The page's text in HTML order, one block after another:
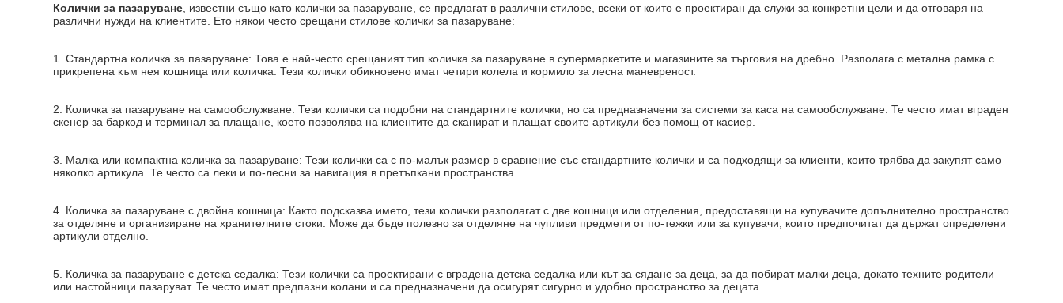
Колички за пазаруване , известни също като колички за пазаруване, се предлагат в различни стилове, всеки от които е проектиран да служи за конкретни цели и да отговаря на
различни нужди на клиентите. Ето някои често срещани стилове колички за пазаруване:
1. Стандартна количка за пазаруване: Това е най-често срещаният тип количка за пазаруване в супермаркетите и магазините за търговия на дребно. Разполага с метална рамка с
прикрепена към нея кошница или количка. Тези колички обикновено имат четири колела и кормило за лесна маневреност.
2. Количка за пазаруване на самообслужване: Тези колички са подобни на стандартните колички, но са предназначени за системи за каса на самообслужване. Те често имат вграден
скенер за баркод и терминал за плащане, което позволява на клиентите да сканират и плащат своите артикули без помощ от касиер.
3. Малка или компактна количка за пазаруване: Тези колички са с по-малък размер в сравнение със стандартните колички и са подходящи за клиенти, които трябва да закупят само
няколко артикула. Те често са леки и по-лесни за навигация в претъпкани пространства.
4. Количка за пазаруване с двойна кошница: Както подсказва името, тези колички разполагат с две кошници или отделения, предоставящи на купувачите допълнително пространство
за отделяне и организиране на хранителните стоки. Може да бъде полезно за отделяне на чупливи предмети от по-тежки или за купувачи, които предпочитат да държат определени
артикули отделно.
5. Количка за пазаруване с детска седалка: Тези колички са проектирани с вградена детска седалка или кът за сядане за деца, за да побират малки деца, докато техните родители
или настойници пазаруват. Те често имат предпазни колани и са предназначени да осигурят сигурно и удобно пространство за децата.